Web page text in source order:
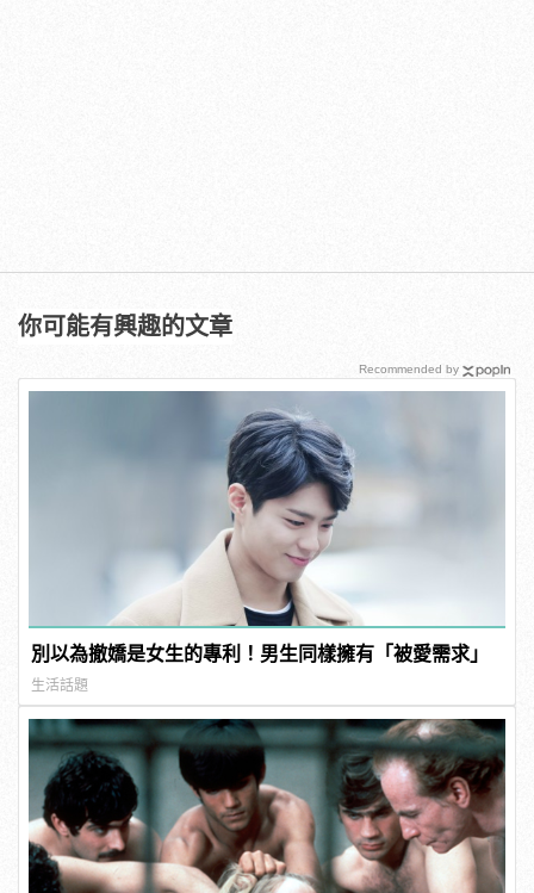
你可能有興趣的文章
別以為撤嬌是女生的專利！男生同樣擁有「被愛需求」
生活話題
Recommended by